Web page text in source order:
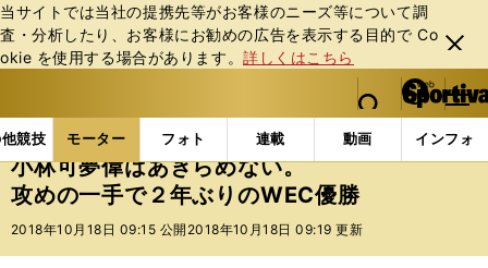
当サイトでは当社の提携先等がお客様のニーズ等について調
査・分析したり、お客様にお勧めの広告を表⽰する⽬的で Co
okie を使⽤する場合があります。詳しくはこちら
閉じ
る
web Sportiva (webスポルティーバ)
検索
マイペ
ー
ジ
メニュ
競技 モーター フォト 連載 動画 インフォ
b
ス
ポ
ル
モーターの記事一覧 モーター その他 小林可夢
小林可夢偉はあきらめない。
攻めの一手で２年ぶりのWEC優勝
2018年10月18日 09:15 公開 2018年10月18日 09:19 更新